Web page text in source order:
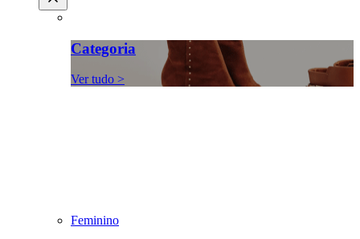
Categoria
Ver tudo >
Feminino